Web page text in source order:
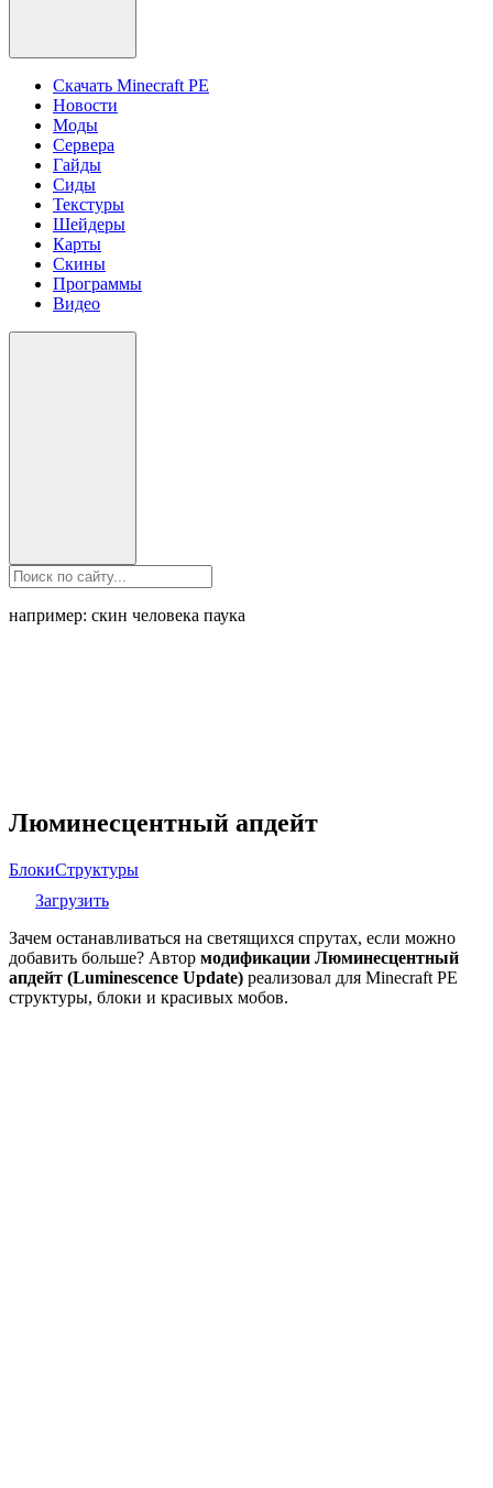
Скачать Minecraft PE
Новости
Моды
Сервера
Гайды
Сиды
Текстуры
Шейдеры
Карты
Скины
Программы
Видео
например: скин человека паука
Люминесцентный апдейт
БлокиСтруктуры
Загрузить
Зачем останавливаться на светящихся спрутах, если можно
добавить больше? Автор модификации Люминесцентный
апдейт (Luminescence Update) реализовал для Minecraft PE
структуры, блоки и красивых мобов.